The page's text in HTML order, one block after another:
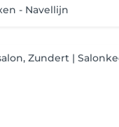
- Navellijn